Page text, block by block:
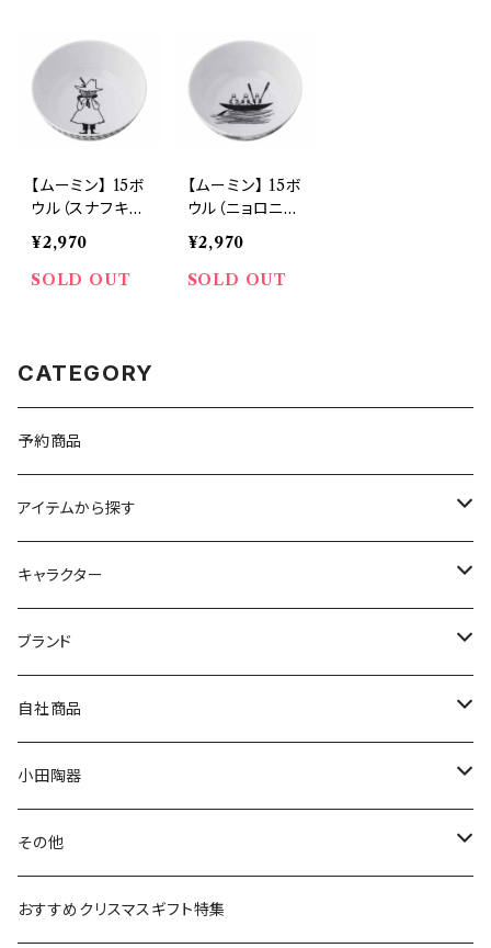
【ムーミン】 15ボ
ウル（スナフキ
ン）【MM700】
¥2,970
SOLD OUT
【ムーミン】 15ボ
ウル（ニョロニョ
ロ）【MM700】
¥2,970
SOLD OUT
CATEGORY
予約商品
アイテムから探す
九谷焼
マグ＆カップ
プレート
ボウル
ガラスウェア
カトラリー
キャラクター
ムーミン
80th記念アイテム
リトルミイの日記念アイテム
MOOMIN ANIMATION
スヌーピー
ピーターラビット
ポケットモンスター
ブランド
LA AMYS(エミーズ)
LISA LARSON(リサラーソン)
LAURA ASHLEY(ローラ アシュレイ)
Finlayson(フィンレイソン)
自社商品
ねこ企画
Cecera(セセラ)
CELEC(セレック)
小田陶器
さざなみ
吉祥
その他
リサイクル食器
おすすめクリスマスギフト特集